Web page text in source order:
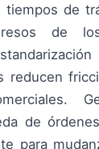
tiempos de
de
reducen
de
para